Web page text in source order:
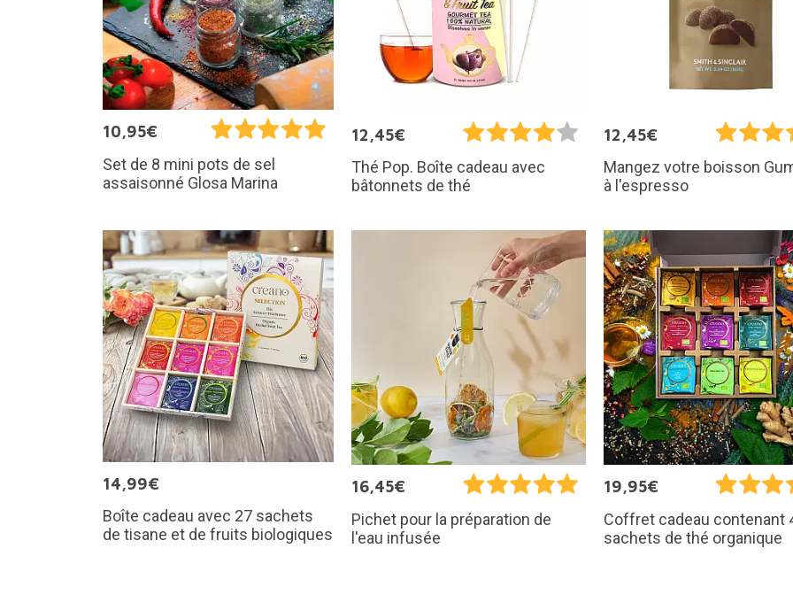
10,95€
Set de 8 mini pots de sel
assaisonné Glosa Marina
12,45€
Thé Pop. Boîte cadeau avec
bâtonnets de thé
12,45€
Mangez votre boisson
à l'espresso
14,99€
Boîte cadeau avec 27 sachets
de tisane et de fruits biologiques
16,45€
Pichet pour la préparation de
l'eau infusée
19,95€
Coffret cadeau contenant
sachets de thé organique